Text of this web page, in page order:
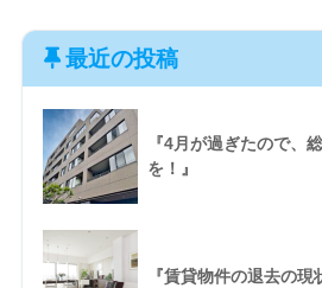
最近の投稿
『4月が過ぎたので、
を！』
『賃貸物件の退去の現